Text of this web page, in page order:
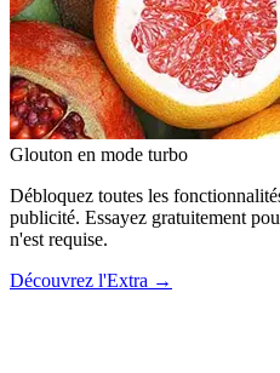
Glouton en mode turbo
Débloquez toutes les
publicité. Essayez gratuitement
n'est requise.
Découvrez l'Extra →